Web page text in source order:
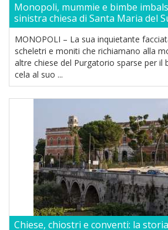
Monopoli, mummie e bimbe
sinistra chiesa di Santa Maria del
MONOPOLI – La sua inquietante
scheletri e moniti che richiamano alla
altre chiese del Purgatorio sparse per il
cela al suo ...
Chiese, chiostri e conventi: la